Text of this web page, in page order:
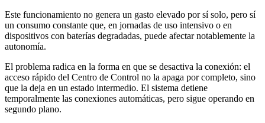
Este funcionamiento no genera un gasto elevado por sí solo, pero sí
un consumo constante que, en jornadas de uso intensivo o en
dispositivos con baterías degradadas, puede afectar notablemente la
autonomía.
El problema radica en la forma en que se desactiva la conexión: el
acceso rápido del Centro de Control no la apaga por completo, sino
que la deja en un estado intermedio. El sistema detiene
temporalmente las conexiones automáticas, pero sigue operando en
segundo plano.